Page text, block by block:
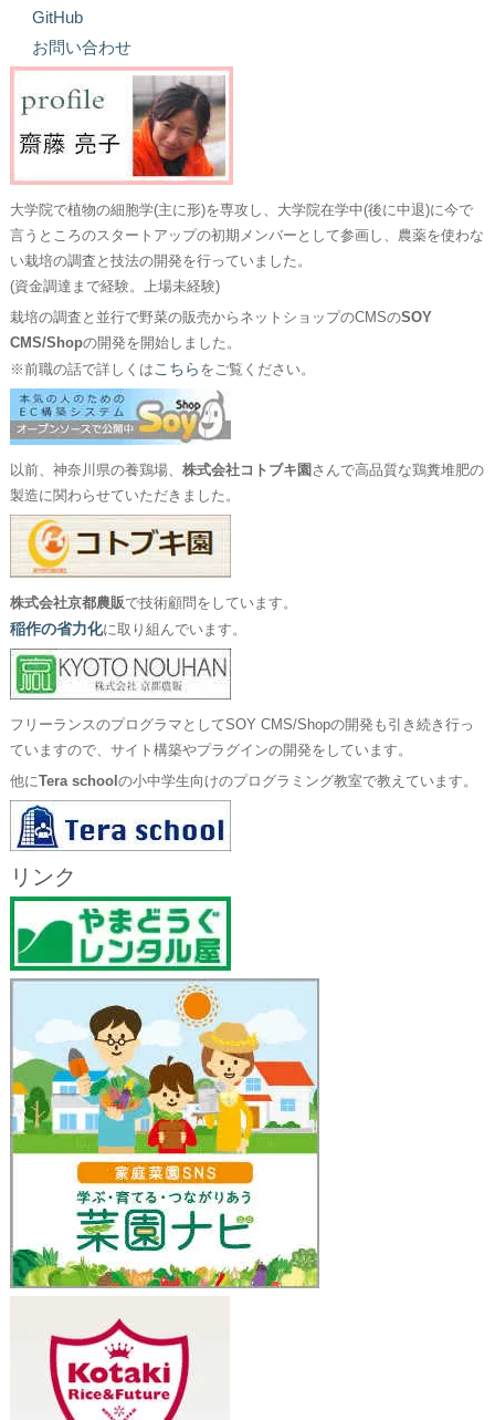
GitHub
お問い合わせ
大学院で植物の細胞学(主に形)を専攻し、大学院在学中(後に中退)に今で
言うところのスタートアップの初期メンバーとして参画し、農薬を使わな
い栽培の調査と技法の開発を行っていました。
(資金調達まで経験。上場未経験)
栽培の調査と並行で野菜の販売からネットショップのCMSのSOY
CMS/Shopの開発を開始しました。
※前職の話で詳しくは こちら をご覧ください。
以前、神奈川県の養鶏場、 株式会社コトブキ園 さんで高品質な鶏糞堆肥の
製造に関わらせていただきました。
株式会社京都農販で技術顧問をしています。
稲作の省力化に取り組んでいます。
フリーランスのプログラマとしてSOY CMS/Shopの開発も引き続き行っ
ていますので、サイト構築やプラグインの開発をしています。
他にTera school の小中学生向けのプログラミング教室で教えています。
リンク